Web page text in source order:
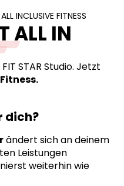
INCLUSIVE FITNESS
ALL IN
STAR Studio. Jetzt
dich?
ändert sich an deinem
Leistungen
weiterhin wie